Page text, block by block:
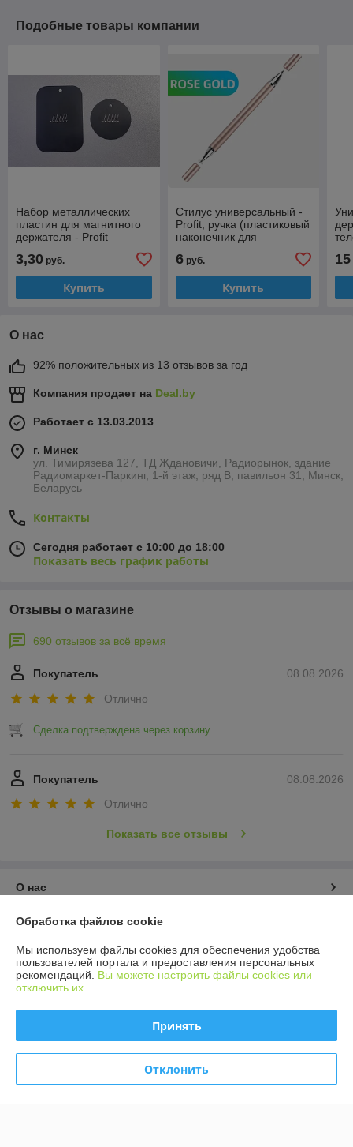
Подобные товары компании
Набор металлических
пластин для магнитного
держателя - Profit
3,30 руб.
Купить
Стилус универсальный -
Profit, ручка (пластиковый
наконечник для
шариковый)
6руб.
Купить
15
О нас
92% положительных из 13 отзывов за год
Компания продает на Deal.by
Работает с 13.03.2013
г. Минск
ул. Тимирязева 127, ТД Ждановичи, Радиорынок, здание
Радиомаркет-Паркинг, 1-й этаж, ряд В, павильон 31, Минск,
Беларусь
Контакты
Сегодня работает с 10:00 до 18:00
Показать весь график работы
Отзывы о магазине
690 отзывов за всё время
08.08.2026
Покупатель
Отлично
Сделка подтверждена через корзину
08.08.2026
Покупатель
Отлично
Показать все отзывы
О нас
Контакты
Доставка и оплата
Политика обработки cookies
Обработка файлов cookie
Мы используем файлы cookies для обеспечения удобства
пользователей портала и предоставления персональных
рекомендаций. Вы можете настроить файлы cookies или
отключить их.
Принять
Отклонить